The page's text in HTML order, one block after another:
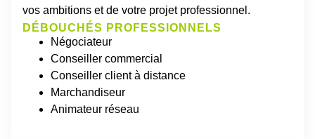
vos ambitions et de votre projet professionnel.
DÉBOUCHÉS PROFESSIONNELS
Négociateur
Conseiller commercial
Conseiller client à distance
Marchandiseur
Animateur réseau